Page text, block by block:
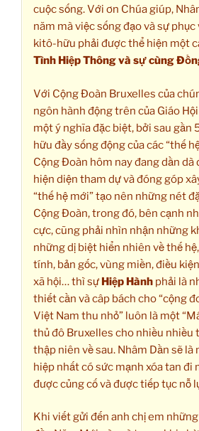
cuộc sống. Với ơn Chúa giúp,
năm mà việc sống đạo và sự
kitô-hữu phải được thể hiện một
Tình Hiệp Thông và sự cùng
Với Cộng Đoàn Bruxelles của
ngôn hành động trên của Giáo
một ý nghĩa đặc biệt, bởi sau gần
hữu đầy sống động của các “thế
Cộng Đoàn hôm nay đang dần
hiện diện tham dự và đóng góp
“thế hệ mới” tạo nên những nét
Cộng Đoàn, trong đó, bên cạnh
cực, cũng phải nhìn nhận những
những dị biệt hiển nhiên về thế
tính, bản gốc, vùng miền, điều
xã hội… thì sự Hiệp Hành phải là
thiết cần và câp bách cho “cộng
Việt Nam thu nhỏ” luôn là một
thủ đô Bruxelles cho nhiều nhiều
thập niên về sau. Nhâm Dần sẽ
hiệp nhất có sức mạnh xóa tan đi
được củng cố và được tiếp tục nỗ
Khi viết gửi đến anh chị em